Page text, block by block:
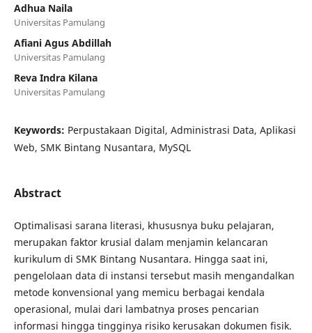
Adhua Naila
Universitas Pamulang
Afiani Agus Abdillah
Universitas Pamulang
Reva Indra Kilana
Universitas Pamulang
Keywords: Perpustakaan Digital, Administrasi Data, Aplikasi
Web, SMK Bintang Nusantara, MySQL
Abstract
Optimalisasi sarana literasi, khususnya buku pelajaran,
merupakan faktor krusial dalam menjamin kelancaran
kurikulum di SMK Bintang Nusantara. Hingga saat ini,
pengelolaan data di instansi tersebut masih mengandalkan
metode konvensional yang memicu berbagai kendala
operasional, mulai dari lambatnya proses pencarian
informasi hingga tingginya risiko kerusakan dokumen fisik.